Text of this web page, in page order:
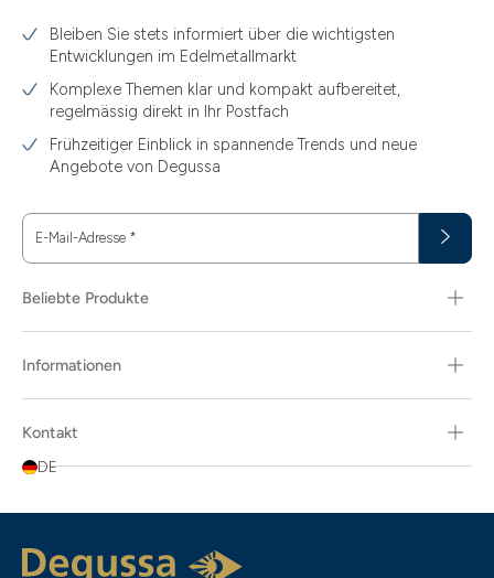
3.11
3.12
3.44
3.58
3.66
30
5.80
Bleiben Sie stets informiert über die wichtigsten
Entwicklungen im Edelmetallmarkt
Komplexe Themen klar und kompakt aufbereitet,
regelmässig direkt in Ihr Postfach
Frühzeitiger Einblick in spannende Trends und neue
Angebote von Degussa
E-Mail-Adresse *
Beliebte Produkte
Informationen
Kontakt
DE